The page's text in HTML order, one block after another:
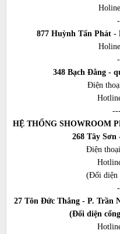
877 Huỳnh Tấn Phát
348 Bạch Đằng -
Điện
HỆ THỐNG SHOWROOM
268 Tây
Điện
(Đối diện
27 Tôn Đức Thắng - P. Trần
(Đối diện